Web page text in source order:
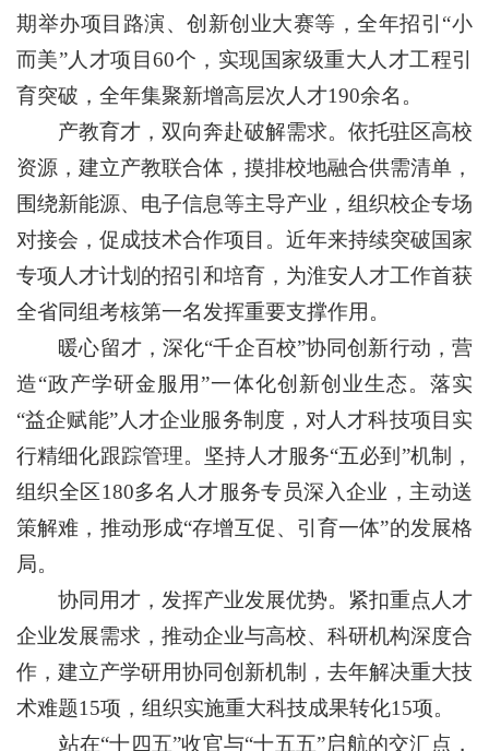
期举办项目路演、创新创业大赛等，全年招引“小
而美”人才项目60个，实现国家级重大人才工程引
育突破，全年集聚新增高层次人才190余名。
产教育才，双向奔赴破解需求。依托驻区高校
资源，建立产教联合体，摸排校地融合供需清单，
围绕新能源、电子信息等主导产业，组织校企专场
对接会，促成技术合作项目。近年来持续突破国家
专项人才计划的招引和培育，为淮安人才工作首获
全省同组考核第一名发挥重要支撑作用。
暖心留才，深化“千企百校”协同创新行动，营
造“政产学研金服用”一体化创新创业生态。落实
“益企赋能”人才企业服务制度，对人才科技项目实
行精细化跟踪管理。坚持人才服务“五必到”机制，
组织全区180多名人才服务专员深入企业，主动送
策解难，推动形成“存增互促、引育一体”的发展格
局。
协同用才，发挥产业发展优势。紧扣重点人才
企业发展需求，推动企业与高校、科研机构深度合
作，建立产学研用协同创新机制，去年解决重大技
术难题15项，组织实施重大科技成果转化15项。
站在“十四五”收官与“十五五”启航的交汇点，